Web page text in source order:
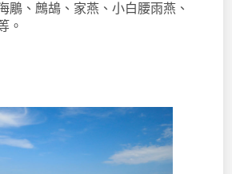
鵰、鷓鴣、家燕、小白腰雨燕、
。